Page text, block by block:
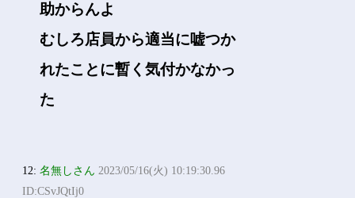
助からんよ
むしろ店員から適当に嘘つか
れたことに暫く気付かなかっ
た
12:名無しさん 2023/05/16(火) 10:19:30.96
ID:CSvJQtIj0